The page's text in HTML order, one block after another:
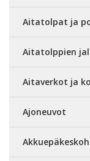
Aitatolpat ja
Aitatolppien
Aitaverkot ja
Ajoneuvot